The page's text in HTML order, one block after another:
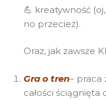
💪 kreatywność
no przecież).
Oraz, jak zawsze
Gra o tren– praca
całości ściągnięta